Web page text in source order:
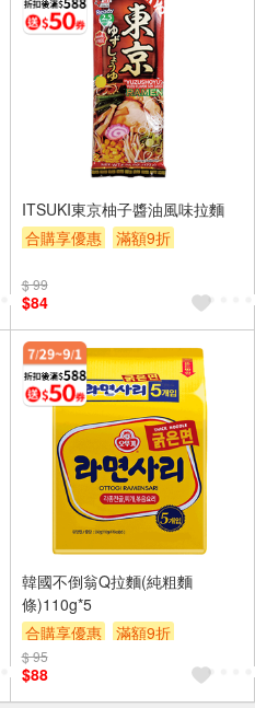
ITSUKI東京柚子醬油風味拉麵
合購享優惠
滿額9折
$ 99
$84
韓國不倒翁Q拉麵(純粗麵
條)110g*5
合購享優惠
滿額9折
滿額贈券
$ 95
$88